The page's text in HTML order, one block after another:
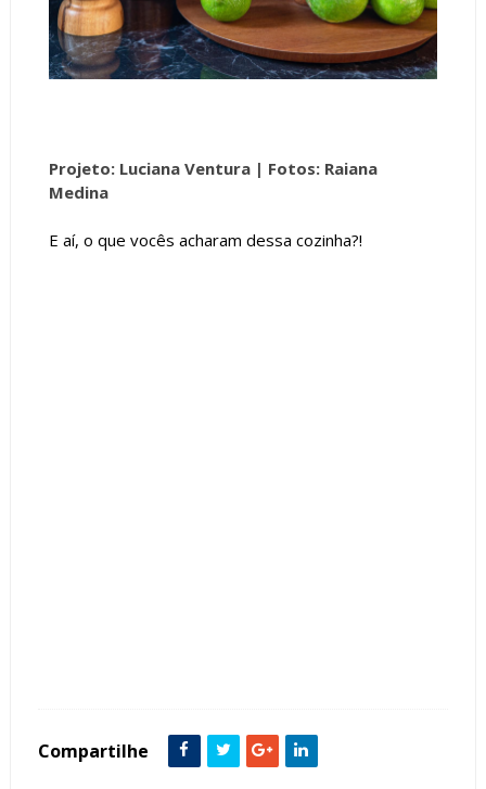
Projeto: Luciana Ventura | Fotos: Raiana
Medina
E aí, o que vocês acharam dessa cozinha?!
Compartilhe